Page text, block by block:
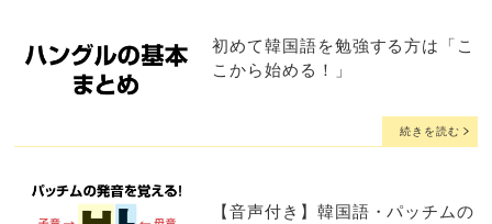
初めて韓国語を勉強する方は「こ
こから始める！」
続きを読む
【音声付き】韓国語・パッチムの